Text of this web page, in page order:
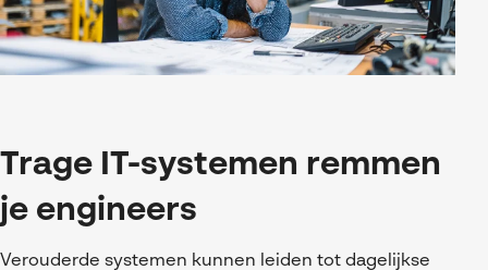
Trage IT-systemen remmen
je engineers
Verouderde systemen kunnen leiden tot dagelijkse